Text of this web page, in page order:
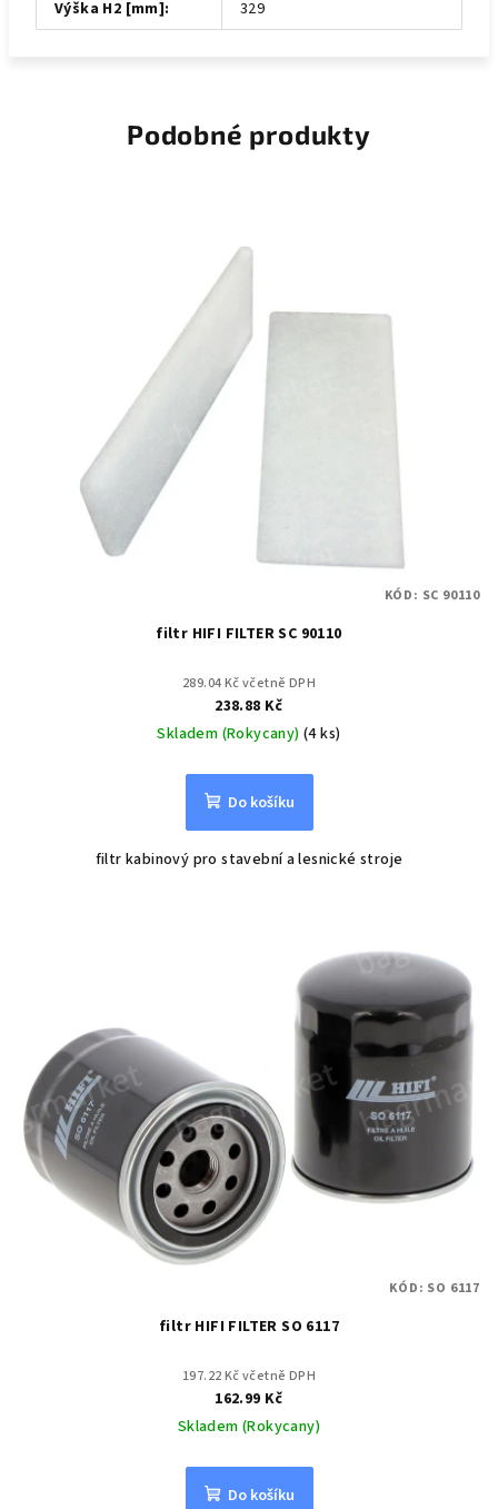
Výška H2 [mm]: 329
Podobné produkty
filtr HIFI FILTER SC 90110
289.04 Kč včetně DPH
238.88 Kč
Skladem (Rokycany)(4 ks)
Do košíku
filtr kabinový pro stavební a lesnické stroje
KÓD: SC 90110
filtr HIFI FILTER SO 6117
197.22 Kč včetně DPH
162.99 Kč
Skladem (Rokycany)
Do košíku
KÓD: SO 6117